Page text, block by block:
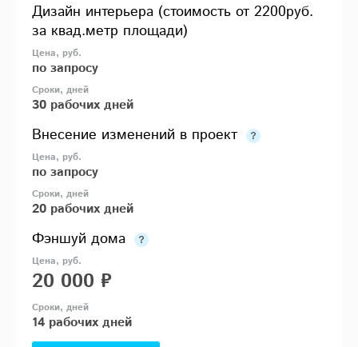
Дизайн интерьера (стоимость от 2200руб.
за квад.метр площади)
по запросу
30 рабочих дней
Внесение изменений в проект
по запросу
20 рабочих дней
Фэншуй дома
20 000 ₽
14 рабочих дней